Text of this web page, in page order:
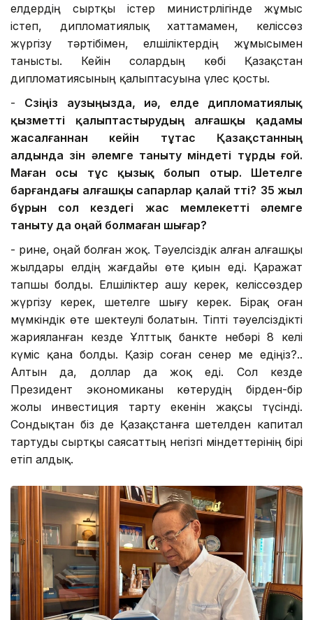
елдердің сыртқы істер министрлігінде жұмыс
істеп, дипломатиялық хаттамамен, келіссөз
жүргізу тәртібімен, елшіліктердің жұмысымен
танысты. Кейін солардың көбі Қазақстан
дипломатиясының қалыптасуына үлес қосты.
- Сөзіңіз аузыңызда, иә, елде дипломатиялық
қызметті қалыптастырудың алғашқы қадамы
жасалғаннан кейін тұтас Қазақстанның
алдында өзін әлемге таныту міндеті тұрды ғой.
Маған осы тұс қызық болып отыр. Шетелге
барғандағы алғашқы сапарлар қалай өтті? 35 жыл
бұрын сол кездегі жас мемлекетті әлемге
таныту да оңай болмаған шығар?
- Әрине, оңай болған жоқ. Тәуелсіздік алған алғашқы
жылдары елдің жағдайы өте қиын еді. Қаражат
тапшы болды. Елшіліктер ашу керек, келіссөздер
жүргізу керек, шетелге шығу керек. Бірақ оған
мүмкіндік өте шектеулі болатын. Тіпті тәуелсіздікті
жарияланған кезде Ұлттық банкте небәрі 8 келі
күміс қана болды. Қазір соған сенер ме едіңіз?..
Алтын да, доллар да жоқ еді. Сол кезде
Президент экономиканы көтерудің бірден-бір
жолы инвестиция тарту екенін жақсы түсінді.
Сондықтан біз де Қазақстанға шетелден капитал
тартуды сыртқы саясаттың негізгі міндеттерінің бірі
етіп алдық.